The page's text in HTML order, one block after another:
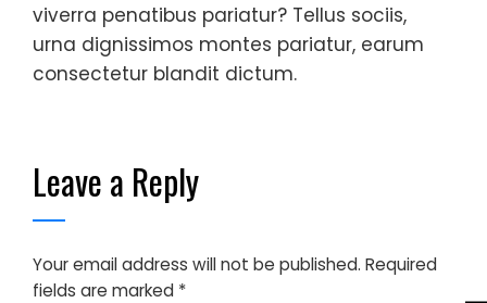
viverra penatibus pariatur? Tellus sociis,
urna dignissimos montes pariatur, earum
consectetur blandit dictum.
Leave a Reply
Your email address will not be published. Required
fields are marked *